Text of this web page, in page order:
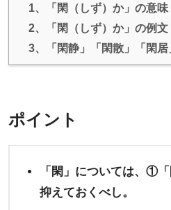
1、「閑（しず）か」の意味
2、「閑（しず）か」の例文
3、「閑静」「閑散」「閑居
ポイント
「閑」については、①
抑えておくべし。